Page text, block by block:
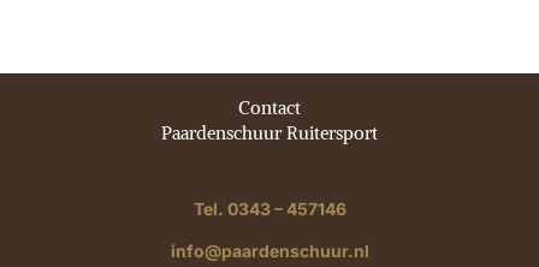
Contact
Paardenschuur Ruitersport
Tel. 0343 – 457146
info@paardenschuur.nl